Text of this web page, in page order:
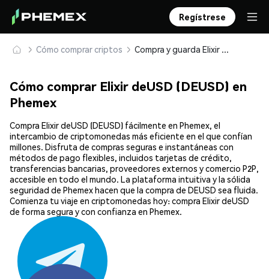
Regístrese
Cómo comprar criptos Compra y guarda Elixir deUSD (DEUSD) de forma segura
Cómo comprar Elixir deUSD (DEUSD) en
Phemex
Compra Elixir deUSD (DEUSD) fácilmente en Phemex, el
intercambio de criptomonedas más eficiente en el que confían
millones. Disfruta de compras seguras e instantáneas con
métodos de pago flexibles, incluidos tarjetas de crédito,
transferencias bancarias, proveedores externos y comercio P2P,
accesible en todo el mundo. La plataforma intuitiva y la sólida
seguridad de Phemex hacen que la compra de DEUSD sea fluida.
Comienza tu viaje en criptomonedas hoy: compra Elixir deUSD
de forma segura y con confianza en Phemex.